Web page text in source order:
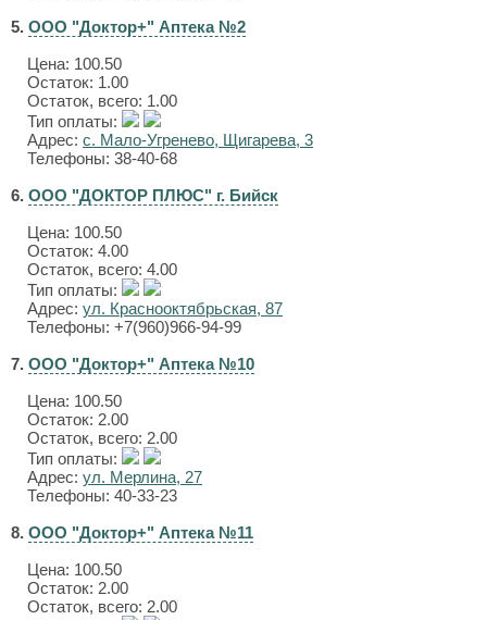
5. ООО "Доктор+" Аптека №2
Цена: 100.50
Остаток: 1.00
Остаток, всего: 1.00
Тип оплаты:
Адрес: с. Мало-Угренево, Щигарева, 3
Телефоны: 38-40-68
6. ООО "ДОКТОР ПЛЮС" г. Бийск
Цена: 100.50
Остаток: 4.00
Остаток, всего: 4.00
Тип оплаты:
Адрес: ул. Краснооктябрьская, 87
Телефоны: +7(960)966-94-99
7. ООО "Доктор+" Аптека №10
Цена: 100.50
Остаток: 2.00
Остаток, всего: 2.00
Тип оплаты:
Адрес: ул. Мерлина, 27
Телефоны: 40-33-23
8. ООО "Доктор+" Аптека №11
Цена: 100.50
Остаток: 2.00
Остаток, всего: 2.00